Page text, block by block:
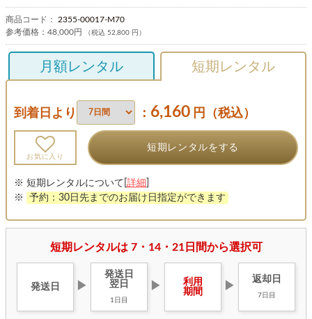
商品コード： 2355-00017-M70
参考価格： 48,000円 （税込 52,800 円）
月額レンタル 短期レンタル
到着日より ： 6,160 円（税込）
お気に入り
短期レンタルをする
※ 短期レンタルについて[ 詳細
※
予約：30日先までのお届け日指定ができます
短期レンタルは 7・14・21日間から選択可
発送日 ▶
発送日
翌日
1日目
▶
利用
期間
▶
返却日
7日目